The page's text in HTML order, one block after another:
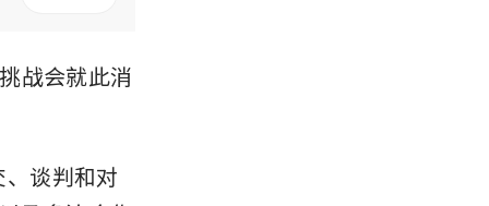
战会就此消
谈判和对